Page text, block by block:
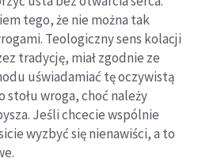
tego, że nie można tak
Teologiczny sens kolacji
tradycję, miał zgodnie ze
uświadamiać tę oczywistą
stołu wroga, choć należy
Jeśli chcecie wspólnie
wyzbyć się nienawiści, a to